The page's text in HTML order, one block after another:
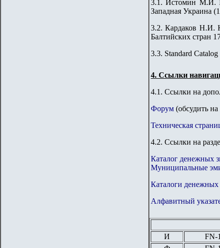
3.1. Истомин М.И.
Западная Украина
3.2. Кардаков Н.И.
Балтийских стран
3.3. Standard
4. Ссылки
4.1. Ссылки на
Форум (обсудить
Техническая
4.2. Ссылки на
Каталог денежных
Муниципальные
Каталоги денежных
Алфавитный
И FN-